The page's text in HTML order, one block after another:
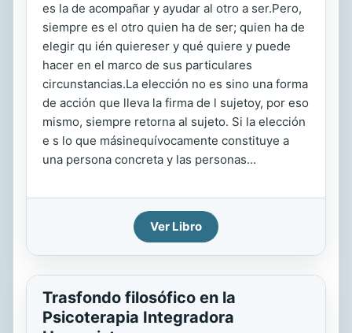
es la de acompañar y ayudar al otro a ser.Pero,
siempre es el otro quien ha de ser; quien ha de
elegir qu ién quiereser y qué quiere y puede
hacer en el marco de sus particulares
circunstancias.La elección no es sino una forma
de acción que lleva la firma de l sujetoy, por eso
mismo, siempre retorna al sujeto. Si la elección
e s lo que másinequívocamente constituye a
una persona concreta y las personas...
Ver Libro
Trasfondo filosófico en la
Psicoterapia Integradora